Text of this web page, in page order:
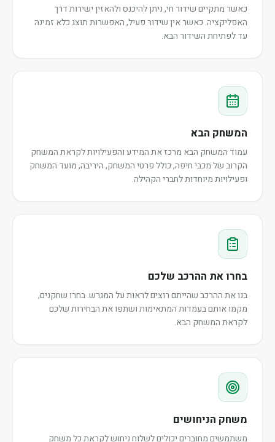
כאשר מתקיים שידור חי, ניתן להיכנס ולהאזין ישירות דרך
האפליקציה. כאשר אין שידור פעיל, האפשרות תוצג כלא זמינה
עד לפתיחת השידור הבא.
המשחק הבא
עמוד המשחק הבא מרכז את המידע והפעילויות לקראת המשחק
הקרוב של מכבי חיפה, כולל פרטי המשחק, היריבה, מועד המשחק
ופעילויות מיוחדות לחברי הקהילה.
בחרו את ההרכב שלכם
בנו את ההרכב שהייתם רוצים לראות על המגרש. בחרו שחקנים,
מקמו אותם בעמדות המתאימות ושתפו את הבחירות שלכם
לקראת המשחק הבא.
משחק הניחושים
משתמשים מחוברים יכולים לשלוח ניחוש לקראת כל משחק